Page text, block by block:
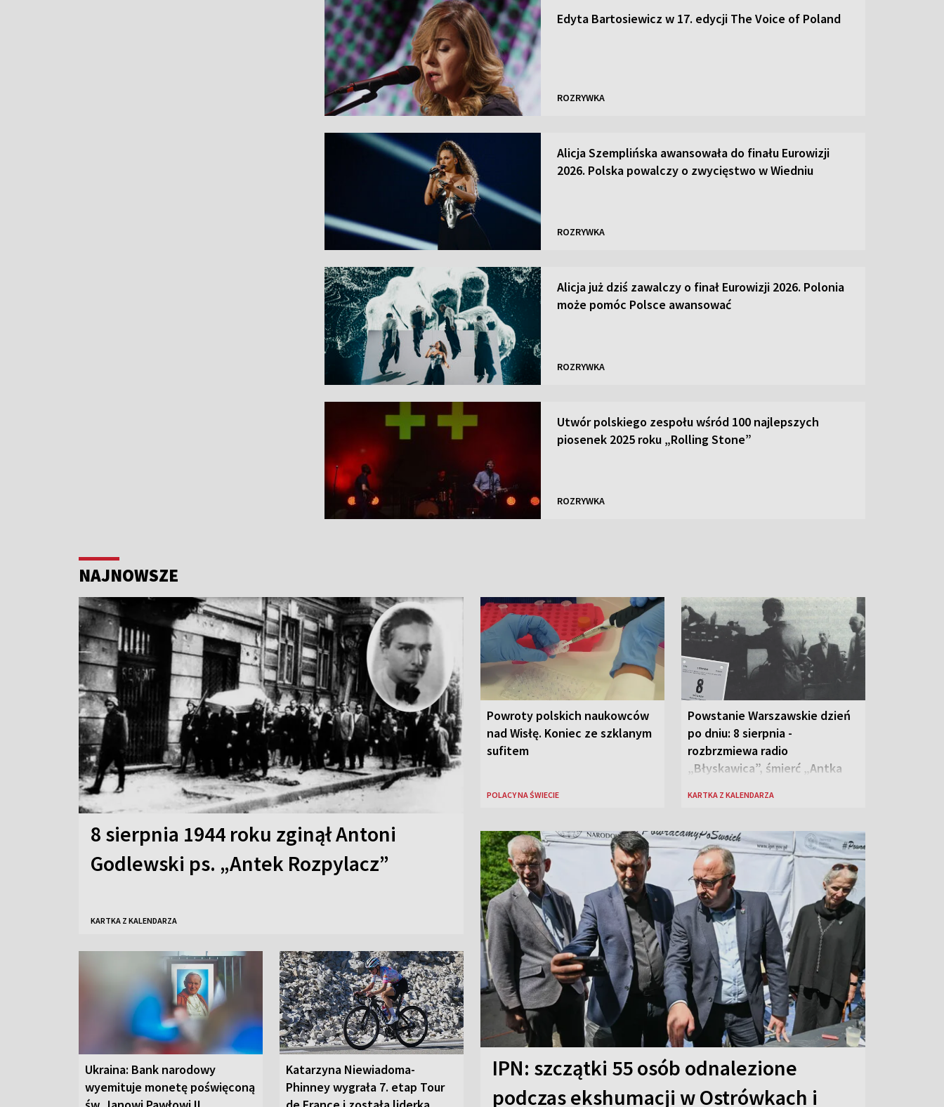
Edyta Bartosiewicz w 17. edycji The Voice of Poland
ROZRYWKA
Alicja Szemplińska awansowała do finału Eurowizji
2026. Polska powalczy o zwycięstwo w Wiedniu
ROZRYWKA
Alicja już dziś zawalczy o finał Eurowizji 2026. Polonia
może pomóc Polsce awansować
ROZRYWKA
Utwór polskiego zespołu wśród 100 najlepszych
piosenek 2025 roku „Rolling Stone”
ROZRYWKA
NAJNOWSZE
8 sierpnia 1944 roku zginął Antoni
Godlewski ps. „Antek Rozpylacz”
KARTKA Z KALENDARZA
Powroty polskich naukowców
nad Wisłę. Koniec ze szklanym
sufitem
POLACY NA ŚWIECIE
Powstanie Warszawskie dzień
po dniu: 8 sierpnia -
rozbrzmiewa radio
„Błyskawica”, śmierć „Antka
KARTKA Z KALENDARZA
Ukraina: Bank narodowy
wyemituje monetę poświęconą
Katarzyna Niewiadoma-
Phinney wygrała 7. etap Tour
IPN: szczątki 55 osób odnalezione
podczas ekshumacji w Ostrówkach i